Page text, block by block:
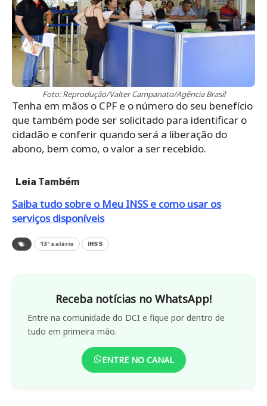
Foto: Reprodução/Valter Campanato/Agência Brasil
Tenha em mãos o CPF e o número do seu benefício
que também pode ser solicitado para identificar o
cidadão e conferir quando será a liberação do
abono, bem como, o valor a ser recebido.
Leia Também
Saiba tudo sobre o Meu INSS e como usar os
serviços disponíveis
13º salário INSS
Receba notícias no WhatsApp!
Entre na comunidade do DCI e fique por dentro de
tudo em primeira mão.
ENTRE NO CANAL